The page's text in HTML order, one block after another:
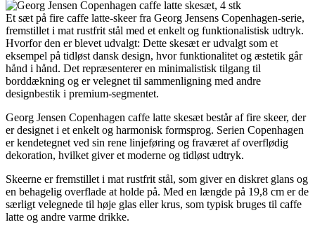
Et sæt på fire caffe latte-skeer fra Georg Jensens Copenhagen-serie,
fremstillet i mat rustfrit stål med et enkelt og funktionalistisk udtryk.
Hvorfor den er blevet udvalgt: Dette ske­sæt er udvalgt som et
eksempel på tidløst dansk design, hvor funktionalitet og æstetik går
hånd i hånd. Det repræsenterer en minimalistisk tilgang til
borddækning og er velegnet til sammenligning med andre
designbestik i premium-segmentet.
Georg Jensen Copenhagen caffe latte skesæt består af fire skeer, der
er designet i et enkelt og harmonisk formsprog. Serien Copenhagen
er kendetegnet ved sin rene linjeføring og fraværet af overflødig
dekoration, hvilket giver et moderne og tidløst udtryk.
Skeerne er fremstillet i mat rustfrit stål, som giver en diskret glans og
en behagelig overflade at holde på. Med en længde på 19,8 cm er de
særligt velegnede til høje glas eller krus, som typisk bruges til caffe
latte og andre varme drikke.